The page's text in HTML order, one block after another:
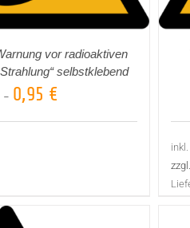
vor radioaktiven
selbstklebend
– 0,95 €